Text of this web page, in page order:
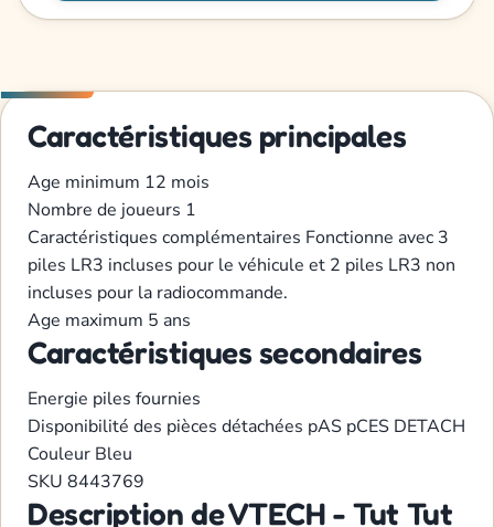
Caractéristiques principales
Age minimum 12 mois
Nombre de joueurs 1
Caractéristiques complémentaires Fonctionne avec 3
piles LR3 incluses pour le véhicule et 2 piles LR3 non
incluses pour la radiocommande.
Age maximum 5 ans
Caractéristiques secondaires
Energie piles fournies
Disponibilité des pièces détachées pAS pCES DETACH
Couleur Bleu
SKU 8443769
Description de VTECH - Tut Tut